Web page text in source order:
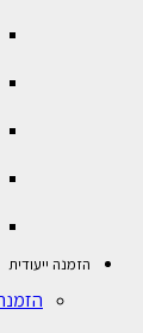
הזמנה ייעודית